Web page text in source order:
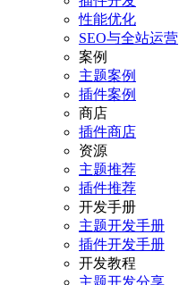
性能优化
SEO与全站运营
案例
主题案例
插件案例
商店
插件商店
资源
主题推荐
插件推荐
开发手册
主题开发手册
插件开发手册
开发教程